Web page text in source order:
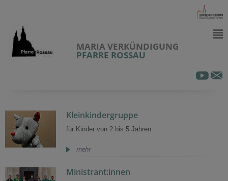
MARIA VERKÜNDIGUNG
PFARRE ROSSAU
Kleinkindergruppe
für Kinder von 2 bis 5 Jahren
mehr
Ministrant:innen